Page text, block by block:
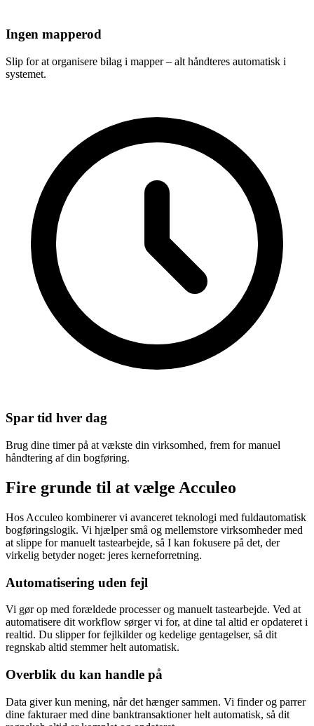
Ingen mapperod
Slip for at organisere bilag i mapper – alt håndteres automatisk i
systemet.
Spar tid hver dag
Brug dine timer på at vækste din virksomhed, frem for manuel
håndtering af din bogføring.
Fire grunde til at vælge Acculeo
Hos Acculeo kombinerer vi avanceret teknologi med fuldautomatisk
bogføringslogik. Vi hjælper små og mellemstore virksomheder med
at slippe for manuelt tastearbejde, så I kan fokusere på det, der
virkelig betyder noget: jeres kerneforretning.
Automatisering uden fejl
Vi gør op med forældede processer og manuelt tastearbejde. Ved at
automatisere dit workflow sørger vi for, at dine tal altid er opdateret i
realtid. Du slipper for fejlkilder og kedelige gentagelser, så dit
regnskab altid stemmer helt automatisk.
Overblik du kan handle på
Data giver kun mening, når det hænger sammen. Vi finder og parrer
dine fakturaer med dine banktransaktioner helt automatisk, så dit